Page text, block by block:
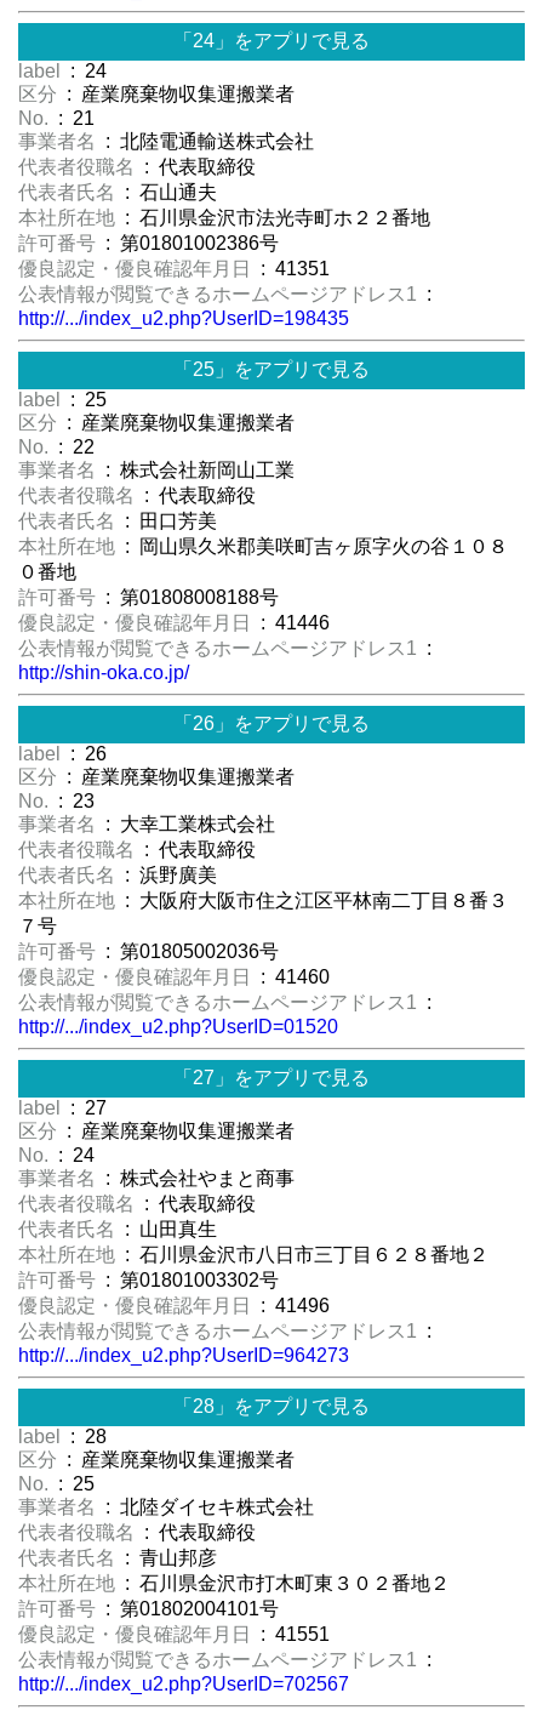
「24」をアプリで見る
label
: 24
区分 : 産業廃棄物収集運搬業者
No. : 21
事業者名
: 北陸電通輸送株式会社
代表者役職名
: 代表取締役
代表者氏名
: 石山通夫
本社所在地 : 石川県金沢市法光寺町ホ２２番地
許可番号 : 第01801002386号
優良認定・優良確認年月日
: 41351
公表情報が閲覧できるホームページアドレス1 :
http://.../index_u2.php?UserID=198435
「25」をアプリで見る
label
: 25
区分 : 産業廃棄物収集運搬業者
No. : 22
事業者名
: 株式会社新岡山工業
代表者役職名
: 代表取締役
代表者氏名
: 田口芳美
本社所在地 : 岡山県久米郡美咲町吉ヶ原字火の谷１０８
０番地
許可番号 : 第01808008188号
優良認定・優良確認年月日
: 41446
公表情報が閲覧できるホームページアドレス1 :
http://shin-oka.co.jp/
「26」をアプリで見る
label
: 26
区分 : 産業廃棄物収集運搬業者
No. : 23
事業者名
: 大幸工業株式会社
代表者役職名
: 代表取締役
代表者氏名
: 浜野廣美
本社所在地 : 大阪府大阪市住之江区平林南二丁目８番３
７号
許可番号 : 第01805002036号
優良認定・優良確認年月日
: 41460
公表情報が閲覧できるホームページアドレス1 :
http://.../index_u2.php?UserID=01520
「27」をアプリで見る
label
: 27
区分 : 産業廃棄物収集運搬業者
No. : 24
事業者名
: 株式会社やまと商事
代表者役職名
: 代表取締役
代表者氏名
: 山田真生
本社所在地 : 石川県金沢市八日市三丁目６２８番地２
許可番号 : 第01801003302号
優良認定・優良確認年月日
: 41496
公表情報が閲覧できるホームページアドレス1 :
http://.../index_u2.php?UserID=964273
「28」をアプリで見る
label
: 28
区分 : 産業廃棄物収集運搬業者
No. : 25
事業者名
: 北陸ダイセキ株式会社
代表者役職名
: 代表取締役
代表者氏名
: 青山邦彦
本社所在地 : 石川県金沢市打木町東３０２番地２
許可番号 : 第01802004101号
優良認定・優良確認年月日
: 41551
公表情報が閲覧できるホームページアドレス1 :
http://.../index_u2.php?UserID=702567